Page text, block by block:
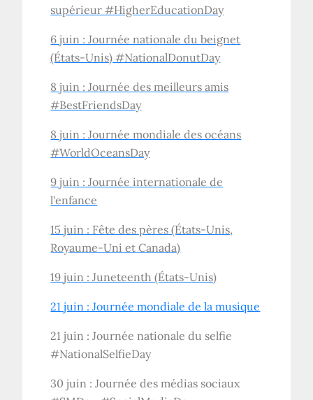
supérieur #HigherEducationDay
6 juin : Journée nationale du beignet
(États-Unis) #NationalDonutDay
8 juin : Journée des meilleurs amis
#BestFriendsDay
8 juin : Journée mondiale des océans
#WorldOceansDay
9 juin : Journée internationale de
l'enfance
15 juin : Fête des pères (États-Unis,
Royaume-Uni et Canada)
19 juin : Juneteenth (États-Unis)
21 juin : Journée mondiale de lamusique
21 juin : Journée nationale du selfie
#NationalSelfieDay
30 juin : Journée des médias sociaux